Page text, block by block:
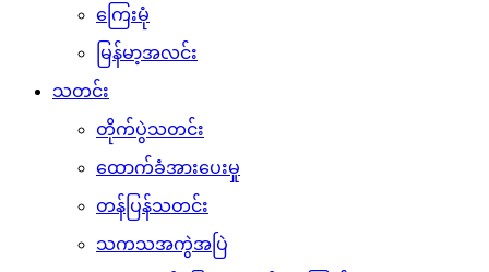
ကြေးမုံ
မြန်မာ့အလင်း
သတင်း
တိုက်ပွဲသတင်း
ထောက်ခံအားပေးမှု
တန်ပြန်သတင်း
သကသအကွဲအပြဲ